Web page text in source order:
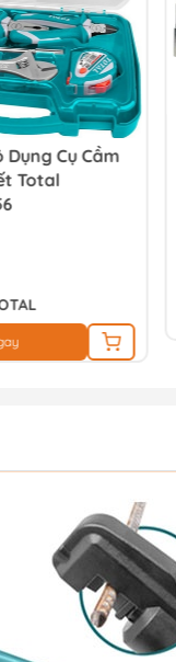
Cụ Cầm
Total